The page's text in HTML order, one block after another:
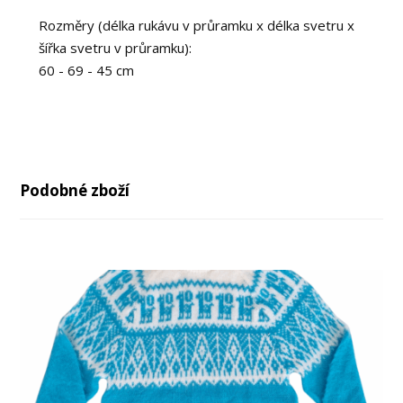
Rozměry (délka rukávu v průramku x délka svetru x
šířka svetru v průramku):
60 - 69 - 45 cm
Podobné zboží